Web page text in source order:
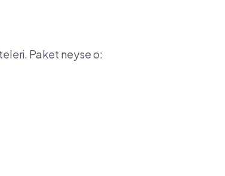
Paket neyse o: